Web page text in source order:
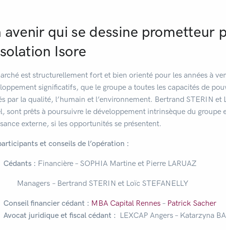
avenir qui se dessine prometteur
Isore
est structurellement fort et bien orienté pour les années à
significatifs, que le groupe a toutes les capacités de
par la qualité, l’humain et l’environnement. Bertrand STERIN et
sont prêts à poursuivre le développement intrinsèque du groupe
externe, si les opportunités se présentent.
et conseils de l’opération :
Cédants : Financière – SOPHIA Martine et Pierre LARUAZ
– Bertrand STERIN et Loïc STEFANELLY
Conseil financier cédant : MBA Capital Rennes– Patrick Sacher
Avocat juridique et fiscal cédant : LEXCAP Angers – Katarzyna